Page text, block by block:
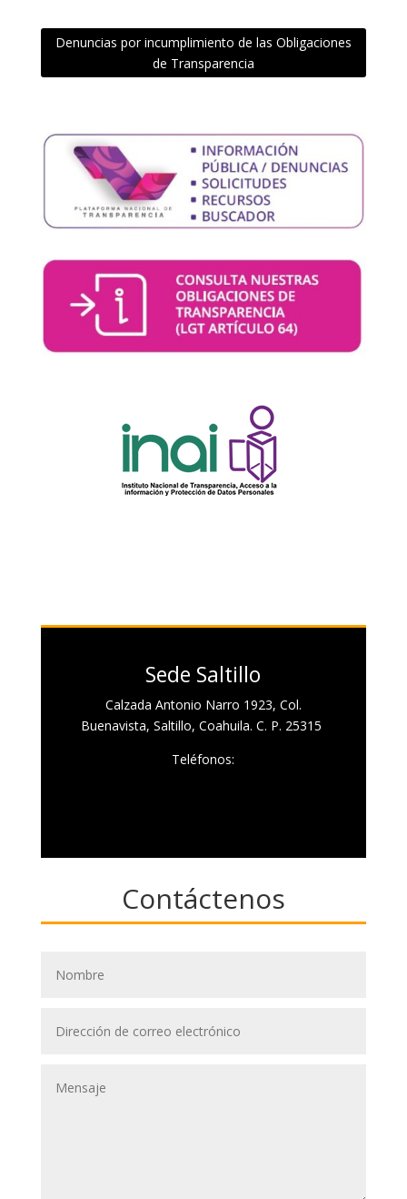
Denuncias por incumplimiento de las Obligaciones
de Transparencia
Sede Saltillo
Calzada Antonio Narro 1923, Col.
Buenavista, Saltillo, Coahuila. C. P. 25315
Teléfonos:
Contáctenos